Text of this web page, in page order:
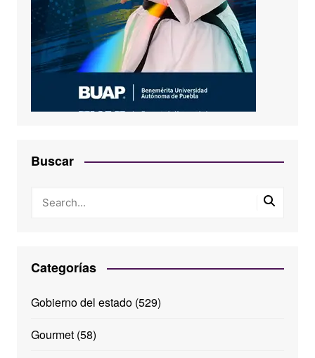
Buscar
Categorías
Gobierno del estado(529)
Gourmet(58)